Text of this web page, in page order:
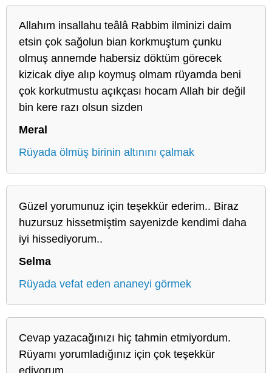
Allahım insallahu teâlâ Rabbim ilminizi daim
etsin çok sağolun bian korkmuştum çunku
olmuş annemde habersiz döktüm görecek
kizicak diye alıp koymuş olmam rüyamda beni
çok korkutmustu açıkçası hocam Allah bir değil
bin kere razı olsun sizden
Meral
Rüyada ölmüş birinin altınını çalmak
Güzel yorumunuz için teşekkür ederim.. Biraz
huzursuz hissetmiştim sayenizde kendimi daha
iyi hissediyorum..
Selma
Rüyada vefat eden ananeyi görmek
Cevap yazacağınızı hiç tahmin etmiyordum.
Rüyamı yorumladığınız için çok teşekkür
ediyorum.